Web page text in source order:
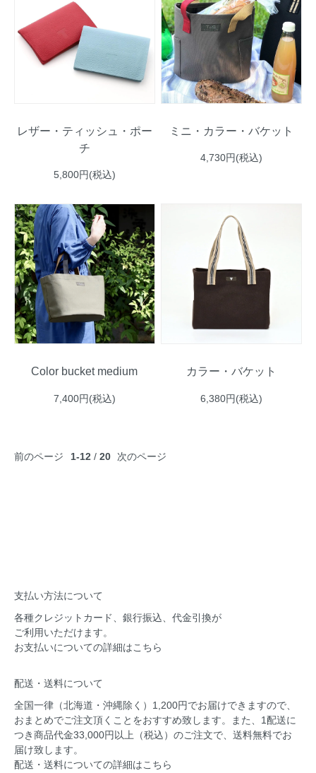
レザー・ティッシュ・ポー
チ
5,800円(税込)
ミニ・カラー・バケット
4,730円(税込)
Color bucket medium
7,400円(税込)
カラー・バケット
6,380円(税込)
前のページ 1-12 / 20 次のページ
支払い方法について
各種クレジットカード、銀行振込、代金引換が
ご利用いただけます。
お支払いについての詳細はこちら
配送・送料について
全国一律（北海道・沖縄除く）1,200円でお届けできますので、
おまとめでご注文頂くことをおすすめ致します。また、1配送に
つき商品代金33,000円以上（税込）のご注文で、送料無料でお
届け致します。
配送・送料についての詳細はこちら